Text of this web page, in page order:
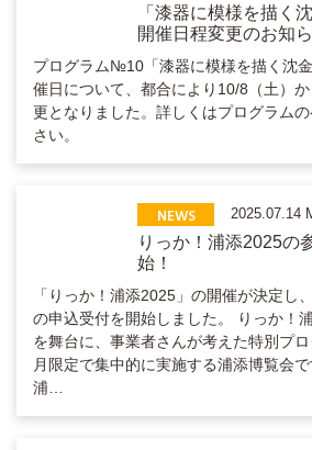
「漆器に模様を描く
開催日程変更のお知
プログラム№10「漆器に模様を描く沈
催日について、都合により10/8（土）
更となりました。詳しくはプログラム
さい。
NEWS 2025.07.14
りっか！浦添2025の
始！
「りっか！浦添2025」の開催が決定し
の申込受付を開始しました。 りっか！
を舞台に、事業者さんが考えた特別プ
月限定で集中的に実施する浦添博覧会で
浦…